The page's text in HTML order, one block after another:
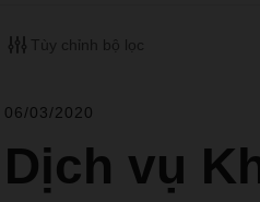
Tùy chỉnh bộ lọc
06/03/2020
Dịch vụ